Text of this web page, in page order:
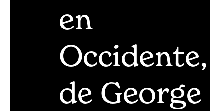
en
Occidente,
de George